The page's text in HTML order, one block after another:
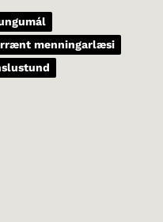
menningarlæsi